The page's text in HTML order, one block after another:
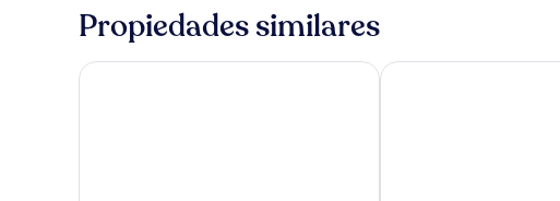
2
individuales
Propiedades similares
Novotel Ieper Centrum Flanders FieldsHotel Ariane